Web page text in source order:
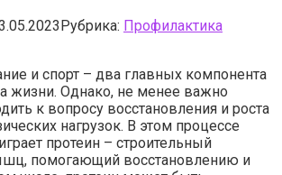
Рубрика: Профилактика
и спорт – два главных компонента
жизни. Однако, не менее важно
к вопросу восстановления и роста
нагрузок. В этом процессе
протеин – строительный
помогающий восстановлению и